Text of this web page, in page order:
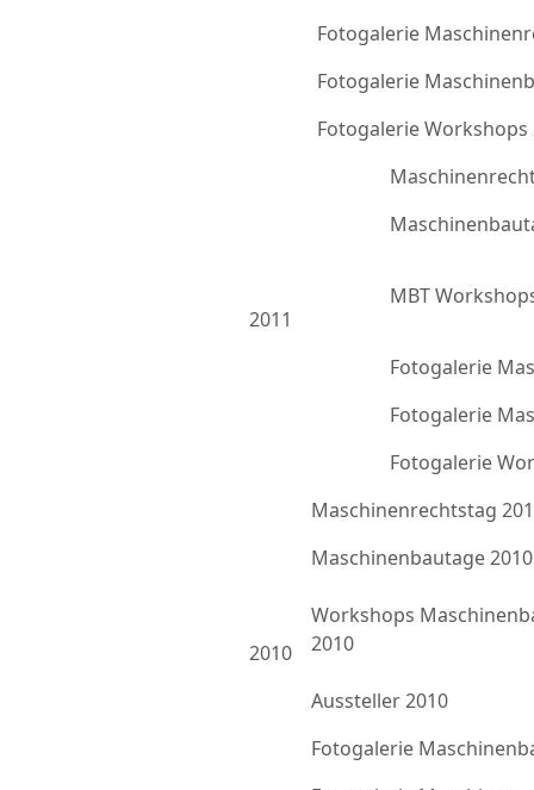
Fotogalerie
Fotogalerie
Fotogalerie Workshops
2011
MBT
Fotogalerie
Fotogalerie
Fotogalerie
2010
Maschinenrechtstag
Maschinenbautage 2010
Workshops
2010
Aussteller 2010
Fotogalerie